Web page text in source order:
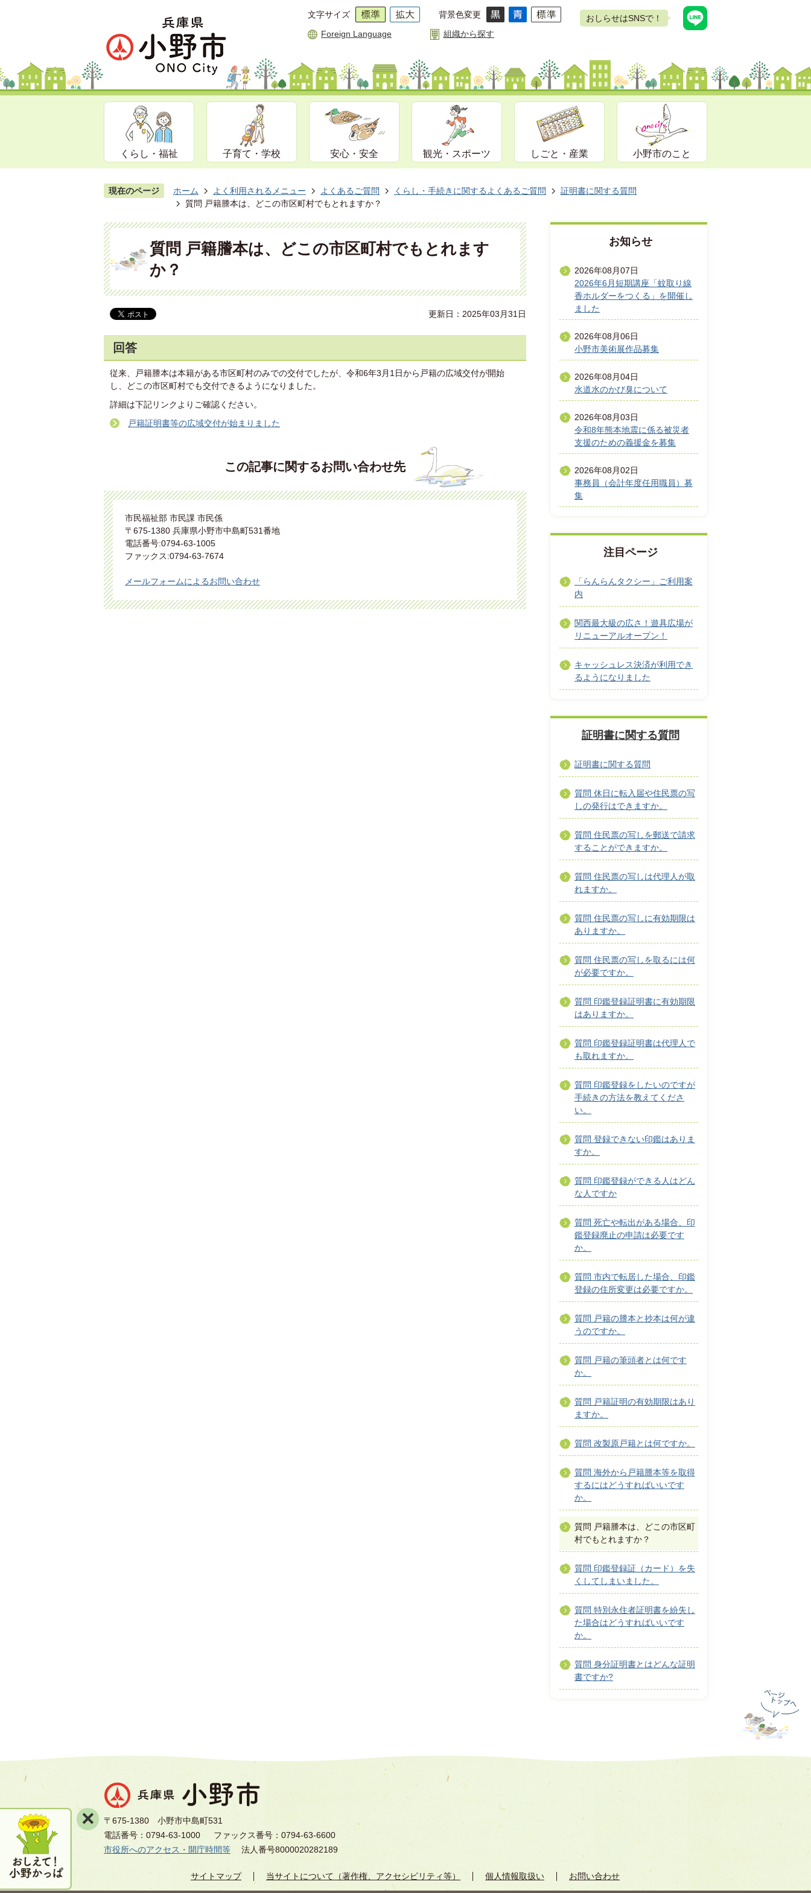
文字サイズ 背景色変更
Foreign Language 組織から探す
おしらせはSNSで！
くらし・福祉 子育て・学校 安心・安全 観光・スポーツ しごと・産業 小野市のこと
現在のページ ホーム よく利用されるメニュー よくあるご質問 くらし・手続きに関するよくあるご質問
証明書に関する質問
質問 戸籍謄本は、どこの市区町村でもとれますか？
質問 戸籍謄本は、どこの市区町村でもとれます
か？
更新日：2025年03月31日
回答
従来、戸籍謄本は本籍がある市区町村のみでの交付でしたが、令和6年3月1日から戸籍の広域交付が開始
し、どこの市区町村でも交付できるようになりました。
詳細は下記リンクよりご確認ください。
戸籍証明書等の広域交付が始まりました
この記事に関するお問い合わせ先
市民福祉部 市民課 市民係
〒675-1380 兵庫県小野市中島町531番地
電話番号:0794-63-1005
ファックス:0794-63-7674
メールフォームによるお問い合わせ
お知らせ
2026年08月07日
2026年6月短期講座「蚊取り線
香ホルダーをつくる」を開催し
ました
2026年08月06日
小野市美術展作品募集
2026年08月04日
水道水のかび臭について
2026年08月03日
令和8年熊本地震に係る被災者
支援のための義援金を募集
2026年08月02日
事務員（会計年度任用職員）募
集
注目ページ
「らんらんタクシー」ご利用案
内
関西最大級の広さ！遊具広場が
リニューアルオープン！
キャッシュレス決済が利用でき
るようになりました
証明書に関する質問
証明書に関する質問
質問 休日に転入届や住民票の写
しの発行はできますか。
質問 住民票の写しを郵送で請求
することができますか。
質問 住民票の写しは代理人が取
れますか。
質問 住民票の写しに有効期限は
ありますか。
質問 住民票の写しを取るには何
が必要ですか。
質問 印鑑登録証明書に有効期限
はありますか。
質問 印鑑登録証明書は代理人で
も取れますか。
質問 印鑑登録をしたいのですが
手続きの方法を教えてくださ
い。
質問 登録できない印鑑はありま
すか。
質問 印鑑登録ができる人はどん
な人ですか
質問 死亡や転出がある場合、印
鑑登録廃止の申請は必要です
か。
質問 市内で転居した場合、印鑑
登録の住所変更は必要ですか。
質問 戸籍の謄本と抄本は何が違
うのですか。
質問 戸籍の筆頭者とは何です
か。
質問 戸籍証明の有効期限はあり
ますか。
質問 改製原戸籍とは何ですか。
質問 海外から戸籍謄本等を取得
するにはどうすればいいです
か。
質問 戸籍謄本は、どこの市区町
村でもとれますか？
質問 印鑑登録証（カード）を失
くしてしまいました。
質問 特別永住者証明書を紛失し
た場合はどうすればいいです
か。
質問 身分証明書とはどんな証明
書ですか?
〒675-1380 小野市中島町531
電話番号：0794-63-1000
ファックス番号：0794-63-6600
市役所へのアクセス・開庁時間等
法人番号8000020282189
サイトマップ 当サイトについて（著作権、アクセシビリティ等） 個人情報取扱い お問い合わせ
×